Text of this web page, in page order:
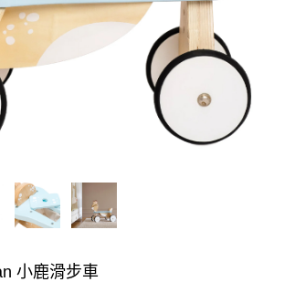
小鹿滑步車